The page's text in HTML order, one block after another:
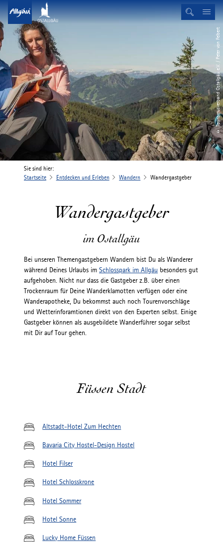
© Tourismusverband Ostallgäu e.V. / Peter von Felbert
Sie sind hier:
Startseite
Entdecken und Erleben Wandern Wandergastgeber
Wandergastgeber
im Ostallgäu
Bei unseren Themengastgebern Wandern bist Du als Wanderer
während Deines Urlaubs im Schlosspark im Allgäu besonders gut
aufgehoben. Nicht nur dass die Gastgeber z.B. über einen
Trockenraum für Deine Wanderklamotten verfügen oder eine
Wanderapotheke, Du bekommst auch noch Tourenvorschläge
und Wetterinforamtionen direkt von den Experten selbst. Einige
Gastgeber können als ausgebildete Wanderführer sogar selbst
mit Dir auf Tour gehen.
Füssen Stadt
Altstadt-Hotel Zum Hechten
Bavaria City Hostel-Design Hostel
Hotel Filser
Hotel Schlosskrone
Hotel Sommer
Hotel Sonne
Lucky Home Füssen